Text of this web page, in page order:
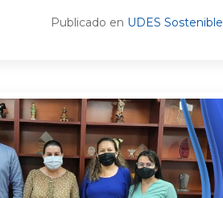
Publicado en UDES Sostenible